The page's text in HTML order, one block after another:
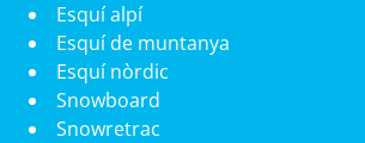
Esquí alpí
Esquí de muntanya
Esquí nòrdic
Snowboard
Snowretrac